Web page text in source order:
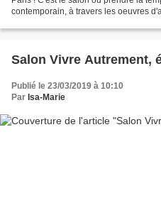
contemporain, à travers les oeuvres
Salon Vivre Autrement,
Publié le 23/03/2019 à 10:10
Par Isa-Marie